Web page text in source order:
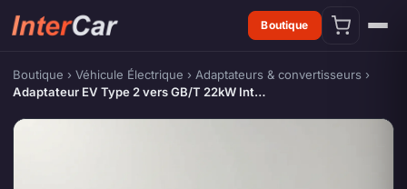
Boutique
Boutique › Véhicule Électrique › Adaptateurs & convertisseurs ›
Adaptateur EV Type 2 vers GB/T 22kW Int…